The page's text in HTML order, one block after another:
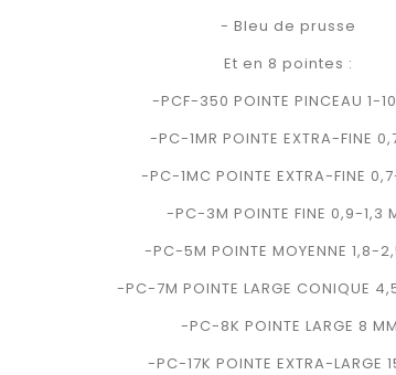
- Bleu de prusse
Et en 8 pointes :
-PCF-350 POINTE PINCEAU 1-
-PC-1MR POINTE EXTRA-FINE
-PC-1MC POINTE EXTRA-FINE
-PC-3M POINTE FINE 0,9-1,3
-PC-5M POINTE MOYENNE 1,8-
-PC-7M POINTE LARGE CONIQUE
-PC-8K POINTE LARGE 8 MM
-PC-17K POINTE EXTRA-LARGE